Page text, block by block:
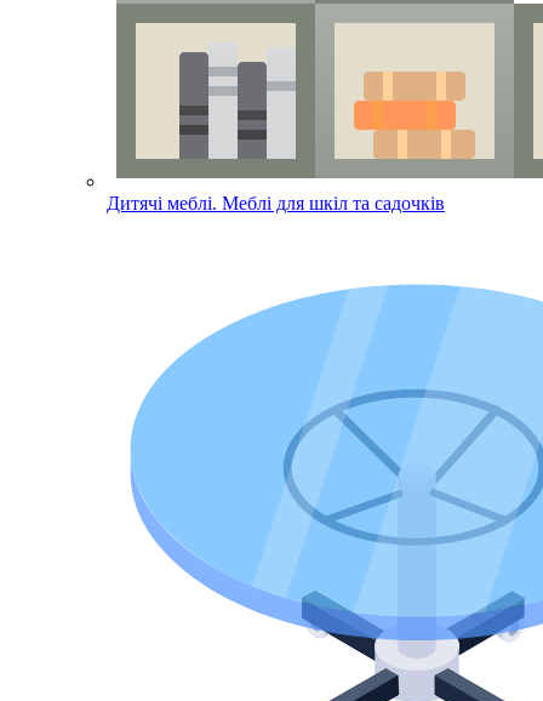
Дитячі меблі. Меблі для шкіл та садочків